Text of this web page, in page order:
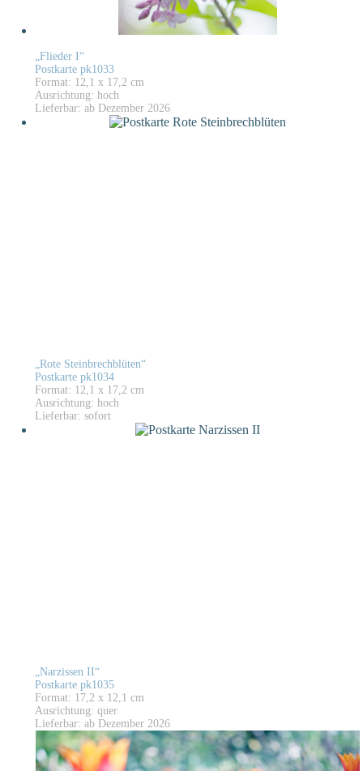
„Flieder I“
Postkarte pk1033
Format: 12,1 x 17,2 cm
Ausrichtung: hoch
Lieferbar: ab Dezember 2026
„Rote Steinbrechblüten“
Postkarte pk1034
Format: 12,1 x 17,2 cm
Ausrichtung: hoch
Lieferbar: sofort
„Narzissen II“
Postkarte pk1035
Format: 17,2 x 12,1 cm
Ausrichtung: quer
Lieferbar: ab Dezember 2026